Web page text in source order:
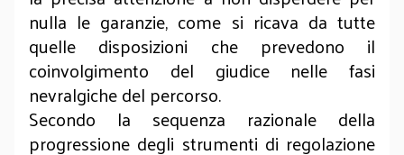
nulla le garanzie, come si ricava da tutte
quelle disposizioni che prevedono il
coinvolgimento del giudice nelle fasi
nevralgiche del percorso.
Secondo la sequenza razionale della
progressione degli strumenti di regolazione